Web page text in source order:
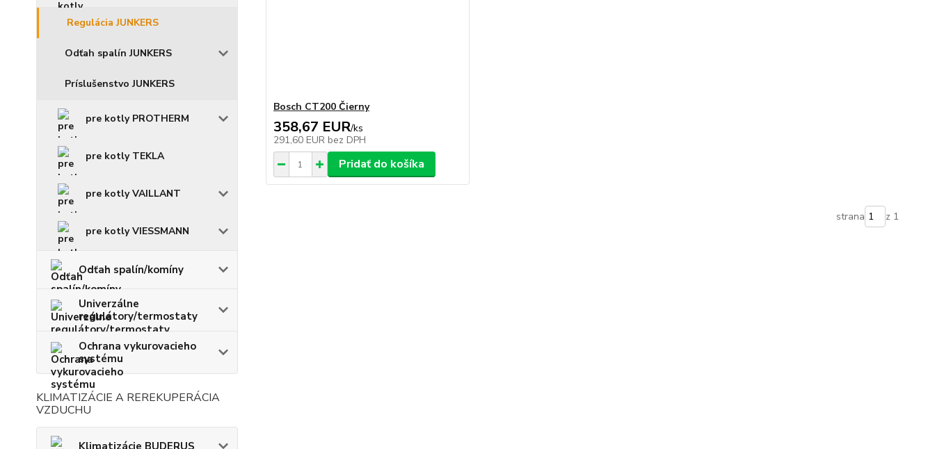
Regulácia JUNKERS
Odťah spalín JUNKERS
Príslušenstvo JUNKERS
pre kotly PROTHERM
pre kotly TEKLA
pre kotly VAILLANT
pre kotly VIESSMANN
Odťah spalín/komíny
Univerzálne
regulátory/termostaty
Ochrana vykurovacieho
systému
KLIMATIZÁCIE A REREKUPERÁCIA
VZDUCHU
Klimatizácie BUDERUS
Bosch CT200 Čierny
358,67 EUR/ks
291,60 EUR bez DPH
Pridať do košíka
strana z 1